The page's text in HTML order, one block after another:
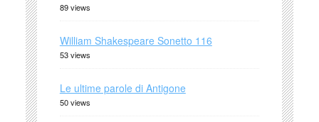
89 views
William Shakespeare Sonetto 116
53 views
Le ultime parole di Antigone
50 views